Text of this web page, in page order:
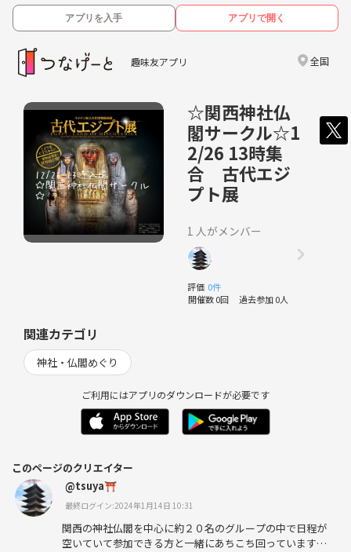
アプリを入手 アプリで開く
趣味友アプリ 全国
☆関西神社仏
閣サークル☆1
2/26 13時集
合 古代エジ
プト展
1 人がメンバー
評価 0件
開催数 0回 過去参加 0人
関連カテゴリ
神社・仏閣めぐり
ご利用にはアプリのダウンロードが必要です
このページのクリエイター
@tsuya⛩
最終ログイン:2024年1月14日 10:31
関西の神社仏閣を中心に約２０名のグループの中で日程が
空いていて参加できる方と一緒にあちこち回っています！